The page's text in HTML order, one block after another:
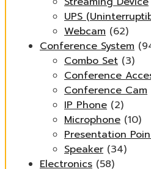
UPS
Webcam (62)
Conference System
Combo Set (3)
Conference
Conference Cam
IP Phone (2)
Microphone (10)
Presentation
Speaker (34)
Electronics (58)